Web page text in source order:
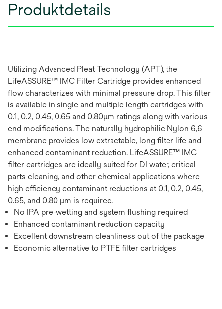
Produktdetails
Utilizing Advanced Pleat Technology (APT), the
LifeASSURE™ IMC Filter Cartridge provides enhanced
flow characterizes with minimal pressure drop. This filter
is available in single and multiple length cartridges with
0.1, 0.2, 0.45, 0.65 and 0.80µm ratings along with various
end modifications. The naturally hydrophilic Nylon 6,6
membrane provides low extractable, long filter life and
enhanced contaminant reduction. LifeASSURE™ IMC
filter cartridges are ideally suited for DI water, critical
parts cleaning, and other chemical applications where
high efficiency contaminant reductions at 0.1, 0.2, 0.45,
0.65, and 0.80 μm is required.
No IPA pre-wetting and system flushing required
Enhanced contaminant reduction capacity
Excellent downstream cleanliness out of the package
Economic alternative to PTFE filter cartridges